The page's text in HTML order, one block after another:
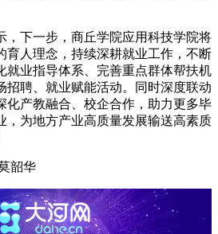
，下一步，商丘学院应用科技学院将
育人理念，持续深耕就业工作，不断
就业指导体系、完善重点群体帮扶机
招聘、就业赋能活动。同时深度联动
化产教融合、校企合作，助力更多毕
，为地方产业高质量发展输送高素质
韶华